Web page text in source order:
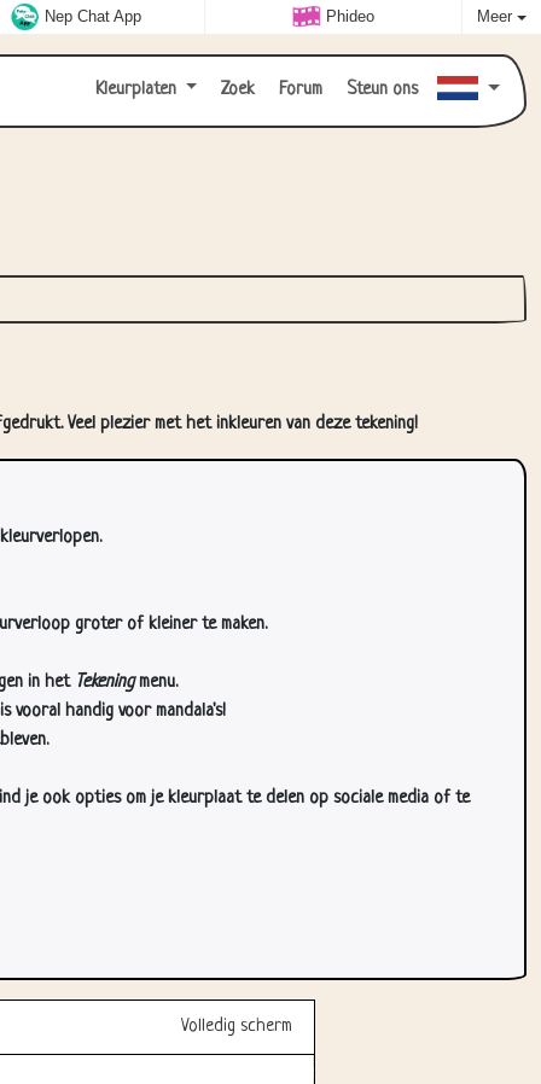
Nep Chat App Phideo Meer
Kleurplaten Zoek Forum Steun ons
Veel plezier met het inkleuren van deze tekening!
groter of kleiner te maken.
in het Tekeningmenu.
vooral handig voor mandala's!
je ook opties om je kleurplaat te delen op sociale media of te
Volledig scherm